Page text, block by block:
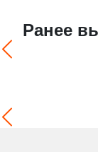
Ранее